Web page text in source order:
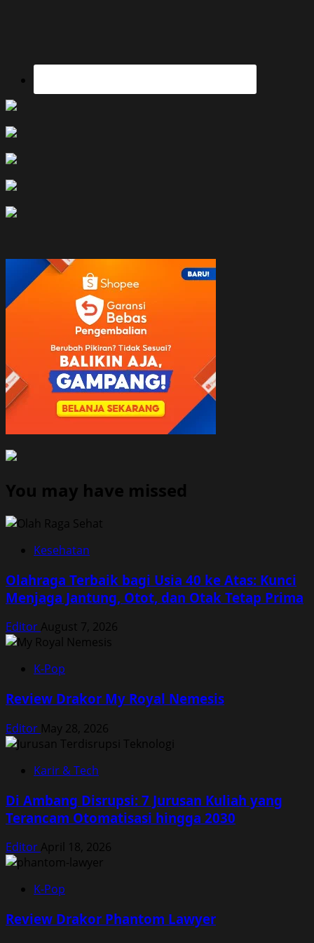
You may have missed
Kesehatan
Olahraga Terbaik bagi Usia 40 ke Atas: Kunci
Menjaga Jantung, Otot, dan Otak Tetap Prima
Editor August 7, 2026
K-Pop
Review Drakor My Royal Nemesis
Editor May 28, 2026
Karir & Tech
Di Ambang Disrupsi: 7 Jurusan Kuliah yang
Terancam Otomatisasi hingga 2030
Editor April 18, 2026
K-Pop
Review Drakor Phantom Lawyer